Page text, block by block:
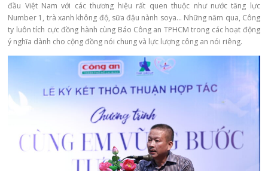
đầu Việt Nam với các thương hiệu rất quen thuộc như nước tăng lực
Number 1, trà xanh không độ, sữa đậu nành soya… Những năm qua, Công
ty luôn tích cực đồng hành cùng Báo Công an TPHCM trong các hoạt động
ý nghĩa dành cho cộng đồng nói chung và lực lượng công an nói riêng.